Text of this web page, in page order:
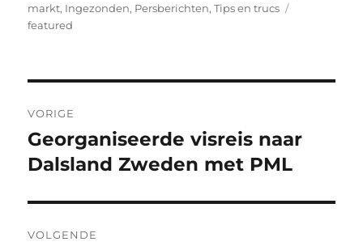
op
markt, Ingezonden, Persberichten,Tips en trucs
featured
navigatie
VORIGE
Vorig
bericht:
Georganiseerde visreis naar
Dalsland Zweden met PML
VOLGENDE